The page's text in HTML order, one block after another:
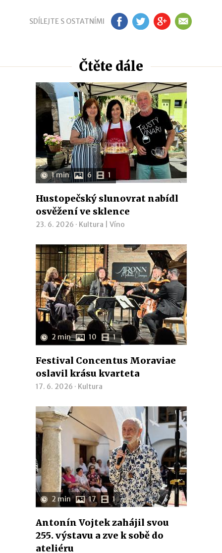
SDÍLEJTE S OSTATNÍMI FB TW GP EM
Čtěte dále
1 min 6 1
Hustopečský slunovrat nabídl
osvěžení ve sklence
23. 6. 2026 · Kultura Víno
2 min 10 1
Festival Concentus Moraviae
oslavil krásu kvarteta
17. 6. 2026 · Kultura
2 min 17 1
Antonín Vojtek zahájil svou
255. výstavu a zve k sobě do
ateliéru